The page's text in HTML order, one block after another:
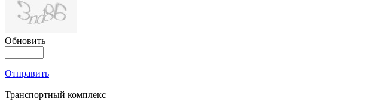
Обновить
Отправить
Транспортный комплекс